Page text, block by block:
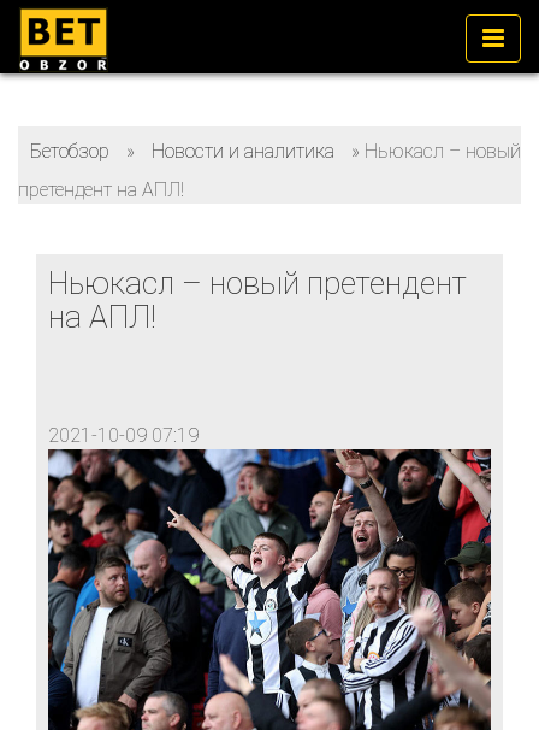
Бетобзор » Новости и аналитика » Ньюкасл – новый
претендент на АПЛ!
Ньюкасл – новый претендент
на АПЛ!
2021-10-09 07:19